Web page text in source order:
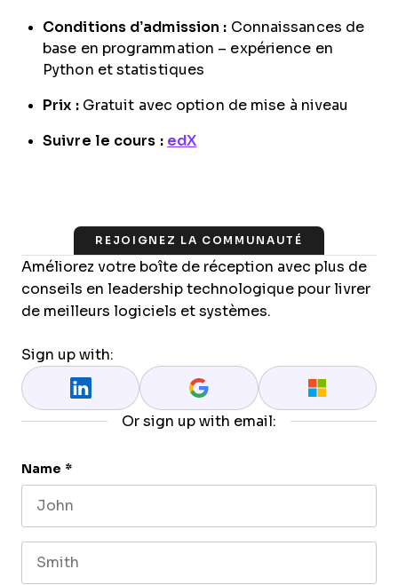
Conditions d’admission : Connaissances de
base en programmation – expérience en
Python et statistiques
Prix :Gratuit avec option de mise à niveau
Suivre le cours : edX
REJOIGNEZ LA COMMUNAUTÉ
Améliorez votre boîte de réception avec plus de
conseils en leadership technologique pour livrer
de meilleurs logiciels et systèmes.
Sign up with:
Or sign up with email:
Name *